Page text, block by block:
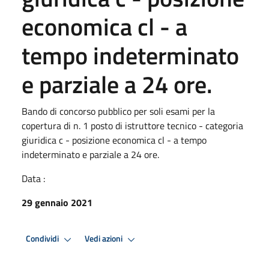
economica cl - a
tempo indeterminato
e parziale a 24 ore.
Bando di concorso pubblico per soli esami per la
copertura di n. 1 posto di istruttore tecnico - categoria
giuridica c - posizione economica cl - a tempo
indeterminato e parziale a 24 ore.
Data :
29 gennaio 2021
Condividi Vedi azioni